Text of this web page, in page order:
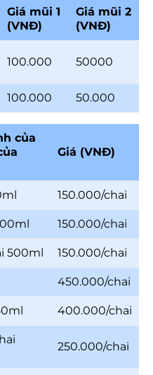
Giá mũi 1
(VNĐ)
Giá mũi 2
(VNĐ)
100.000 50000
100.000 50.000
của
Giá (VNĐ)
150.000/chai
150.000/chai
500ml 150.000/chai
450.000/chai
400.000/chai
250.000/chai